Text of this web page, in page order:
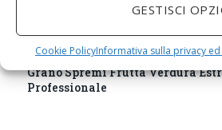
GESTISCI
Cookie PolicyInformativa sulla privacy
Grano Spremiagrumi in Acciaio
Grano Spremi Frutta Verdura
Professionale